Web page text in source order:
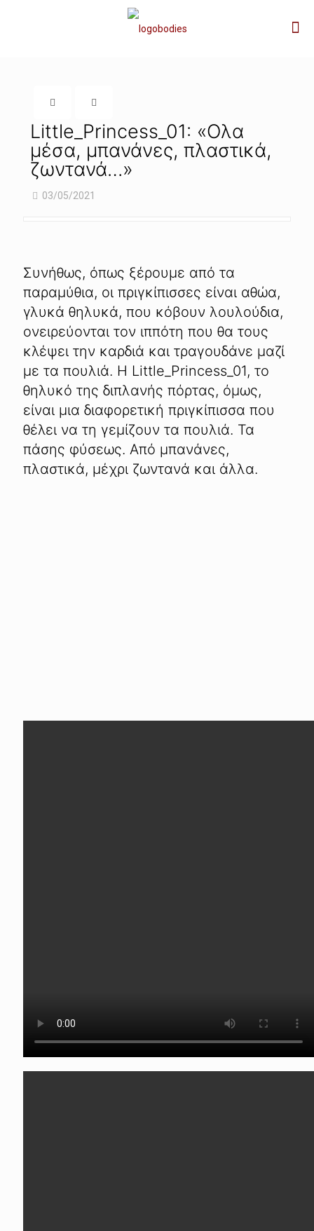
Little_Princess_01: «Ολα
μέσα, μπανάνες, πλαστικά,
ζωντανά…»
03/05/2021
Συνήθως, όπως ξέρουμε από τα
παραμύθια, οι πριγκίπισσες είναι αθώα,
γλυκά θηλυκά, που κόβουν λουλούδια,
ονειρεύονται τον ιππότη που θα τους
κλέψει την καρδιά και τραγουδάνε μαζί
με τα πουλιά. Η Little_Princess_01, το
θηλυκό της διπλανής πόρτας, όμως,
είναι μια διαφορετική πριγκίπισσα που
θέλει να τη γεμίζουν τα πουλιά. Τα
πάσης φύσεως. Από μπανάνες,
πλαστικά, μέχρι ζωντανά και άλλα.